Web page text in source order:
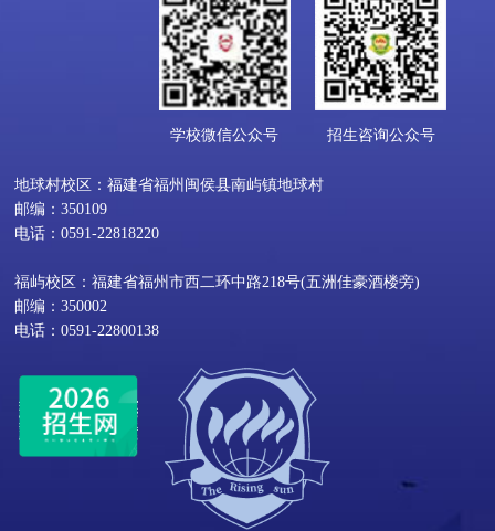
学校微信公众号 招生咨询公众号
地球村校区：福建省福州闽侯县南屿镇地球村
邮编：350109
电话：0591-22818220
福屿校区：福建省福州市西二环中路218号(五洲佳豪酒楼旁)
邮编：350002
电话：0591-22800138